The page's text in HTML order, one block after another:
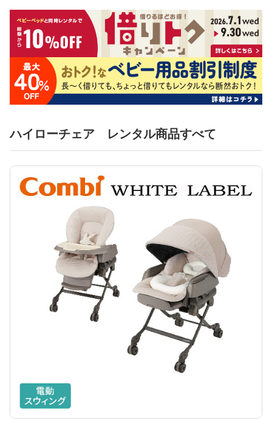
ハイローチェア レンタル商品すべて